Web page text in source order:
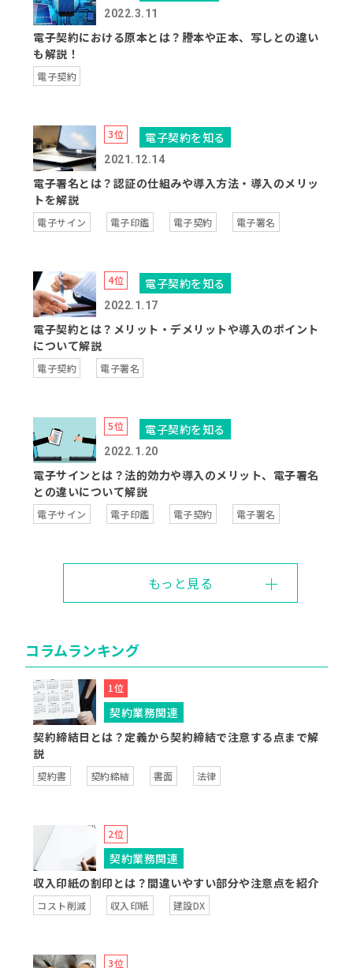
2022.3.11
電子契約における原本とは？謄本や正本、写しとの違い
も解説！
電子契約
電子契約を知る
2021.12.14
電子署名とは？認証の仕組みや導入方法・導入のメリッ
トを解説
電子サイン 電子印鑑 電子契約 電子署名
電子契約を知る
2022.1.17
電子契約とは？メリット・デメリットや導入のポイント
について解説
電子契約 電子署名
電子契約を知る
2022.1.20
電子サインとは？法的効力や導入のメリット、電子署名
との違いについて解説
電子サイン 電子印鑑 電子契約 電子署名
もっと見る
コラムランキング
契約業務関連
契約締結日とは？定義から契約締結で注意する点まで解
説
契約書 契約締結 書面 法律
契約業務関連
収入印紙の割印とは？間違いやすい部分や注意点を紹介
コスト削減 収入印紙 建設DX